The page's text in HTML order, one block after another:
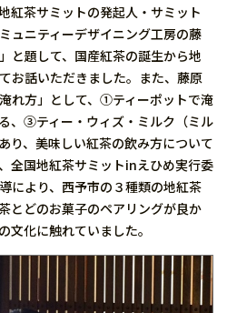
紅茶サミットの発起人・サミット
ュニティーデザイニング工房の藤
と題して、国産紅茶の誕生から地
お話いただきました。また、藤原
れ方」として、①ティーポットで淹
、③ティー・ウィズ・ミルク（ミル
り、美味しい紅茶の飲み方について
全国地紅茶サミットinえひめ実行委
により、西予市の３種類の地紅茶
とどのお菓子のペアリングが良か
文化に触れていました。